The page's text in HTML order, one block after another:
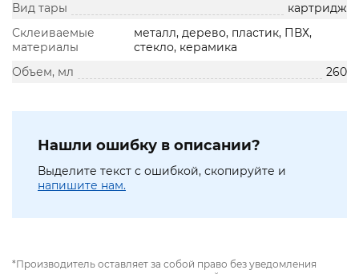
Вид тары
картридж
Склеиваемые
материалы
металл, дерево, пластик, ПВХ,
стекло, керамика
Объем, мл
260
Нашли ошибку в описании?
Выделите текст с ошибкой, скопируйте и
напишите нам.
*Производитель оставляет за собой право без уведомления